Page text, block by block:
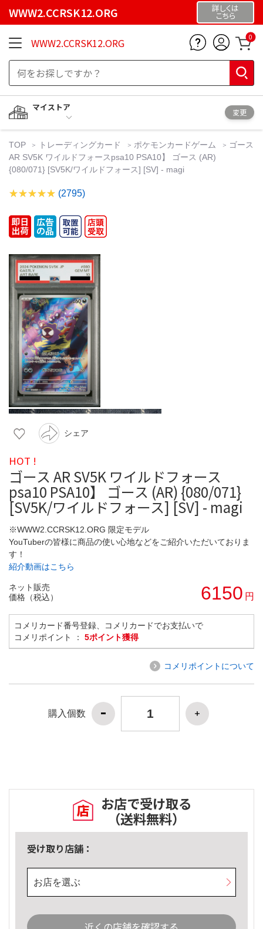
WWW2.CCRSK12.ORG 詳しくは
こちら
WWW2.CCRSK12.ORG 0
マイストア
変更
TOP トレーディングカード ポケモンカードゲーム
ゴース
AR SV5K ワイルドフォースpsa10 PSA10】 ゴース (AR)
{080/071} [SV5K/ワイルドフォース] [SV] - magi
(2795)
シェア
HOT !
ゴース AR SV5K ワイルドフォース
psa10 PSA10】 ゴース (AR) {080/071}
[SV5K/ワイルドフォース] [SV] - magi
※WWW2.CCRSK12.ORG 限定モデル
YouTuberの皆様に商品の使い心地などをご紹介いただいておりま
す！
紹介動画はこちら
ネット販売
価格（税込）
6150 円
コメリカード番号登録、コメリカードでお支払いで
コメリポイント ： 5ポイント獲得
コメリポイントについて
購入個数
お店で受け取る
（送料無料）
受け取り店舗：
お店を選ぶ